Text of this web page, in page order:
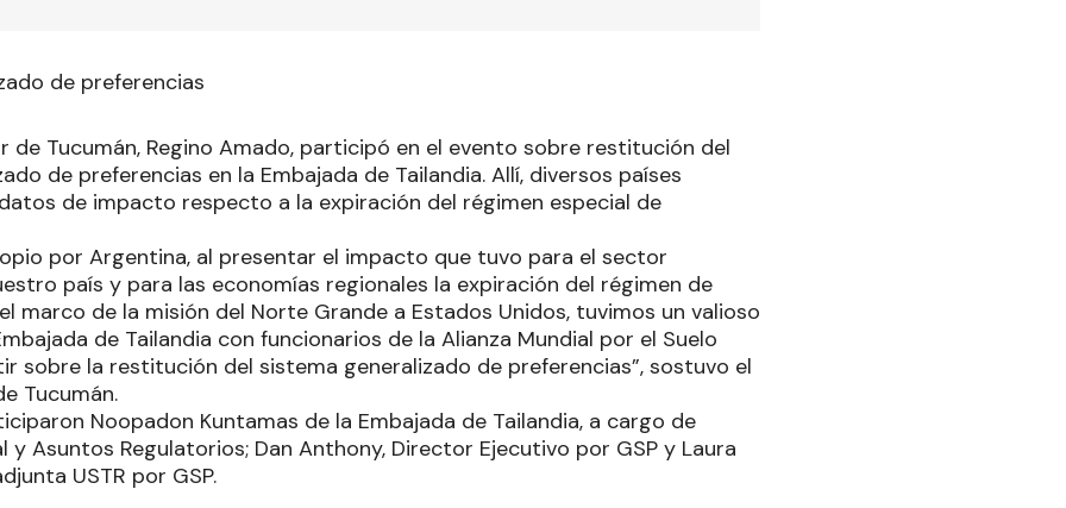
de preferencias
de Tucumán, Regino Amado, participó en el evento sobre restitución del
de preferencias en la Embajada de Tailandia. Allí, diversos países
de impacto respecto a la expiración del régimen especial de
por Argentina, al presentar el impacto que tuvo para el sector
país y para las economías regionales la expiración del régimen de
marco de la misión del Norte Grande a Estados Unidos, tuvimos un valioso
de Tailandia con funcionarios de la Alianza Mundial por el Suelo
sobre la restitución del sistema generalizado de preferencias”, sostuvo el
Tucumán.
Noopadon Kuntamas de la Embajada de Tailandia, a cargo de
y Asuntos Regulatorios; Dan Anthony, Director Ejecutivo por GSP y Laura
USTR por GSP.